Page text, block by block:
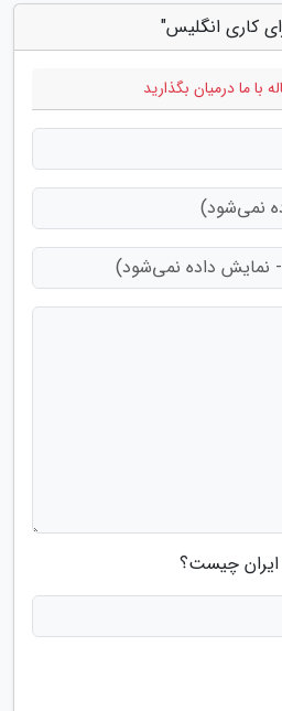
کاری انگلیس"
با ما درمیان بگذارید
ایران چیست؟